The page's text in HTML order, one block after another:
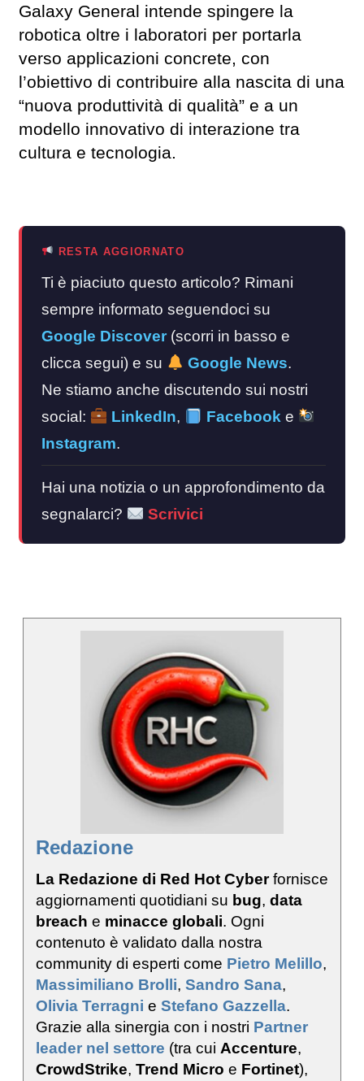
Galaxy General intende spingere la
robotica oltre i laboratori per portarla
verso applicazioni concrete, con
l’obiettivo di contribuire alla nascita di una
“nuova produttività di qualità” e a un
modello innovativo di interazione tra
cultura e tecnologia.
RESTA AGGIORNATO
Ti è piaciuto questo articolo? Rimani
sempre informato seguendoci su
Google Discover (scorri in basso e
clicca segui) e su
Google News.
Ne stiamo anche discutendo sui nostri
social:
LinkedIn, Facebook e
Instagram.
Hai una notizia o un approfondimento da
segnalarci?
Scrivici
Redazione
La Redazione di Red Hot Cyberfornisce
aggiornamenti quotidiani su bug, data
breach e minacce globali. Ogni
contenuto è validato dalla nostra
community di esperti come Pietro Melillo,
Massimiliano Brolli, Sandro Sana,
Olivia Terragni e Stefano Gazzella.
Grazie alla sinergia con i nostri Partner
leader nel settore (tra cui Accenture,
CrowdStrike, Trend Micro e Fortinet),